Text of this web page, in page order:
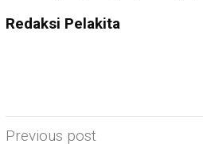
Redaksi Pelakita
Post
Previous post